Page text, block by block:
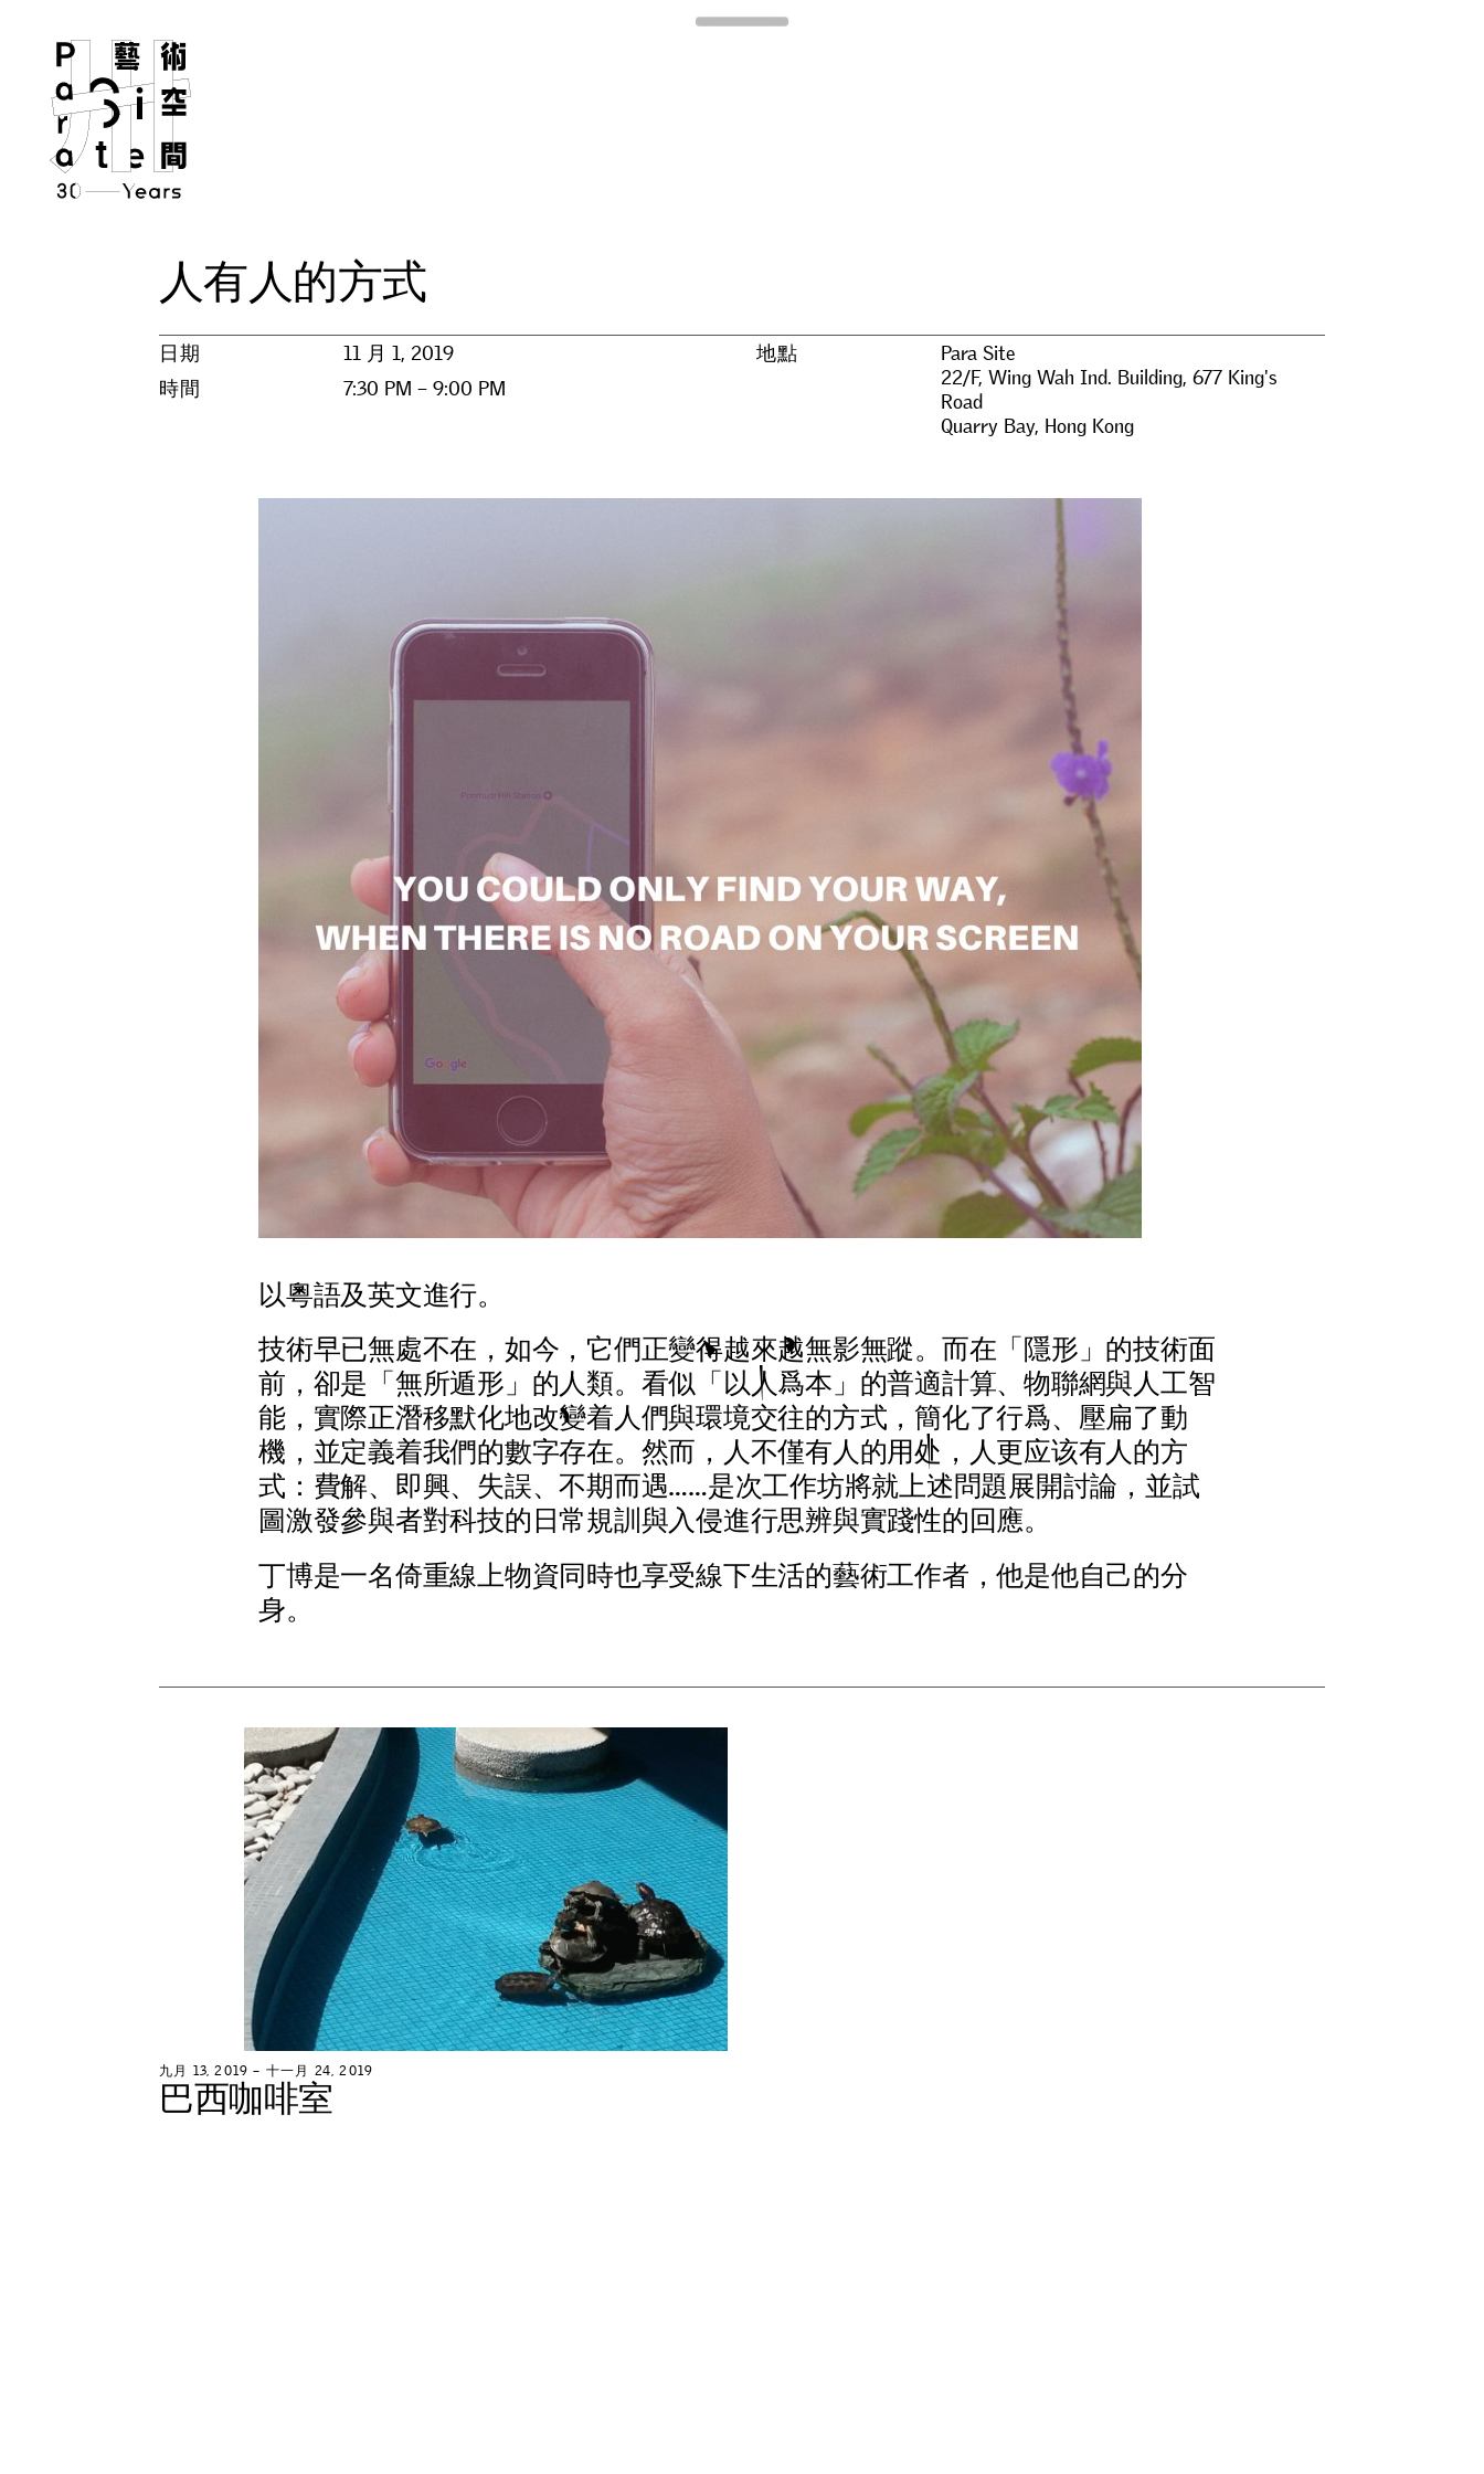
人有人的方式
日期
11 月 1, 2019
時間
7:30 PM – 9:00 PM
地點
Para Site
22/F, Wing Wah Ind. Building, 677 King's
Road
Quarry Bay, Hong Kong
以粵語及英文進行。
技術早已無處不在 ， 如今 ， 它們正變得越來越無影無蹤。 而在 「隱形 」 的技術面
前 ， 卻是 「無所遁形 」 的人類。 看似 「以人爲本 」 的普適計算、物聯網與人工智
能， 實際正潛移默化地改變着人們與環境交往的方式 ， 簡化了行爲、 壓扁了動
機 ， 並定義着我們的數字存在。 然而 ， 人不僅有人的用处 ， 人更应该有人的方
式 ： 費解、 即興、 失誤、不期而遇……是次工作坊將就上述問題展開討論 ， 並試
圖激發參與者對科技的日常規訓與入侵進行思辨與實踐性的回應。
丁博是一名倚重線上物資同時也享受線下生活的藝術工作者 ，他是他自己的分
身。
九月 13, 2019 – 十一月 24, 2019
巴西咖啡室